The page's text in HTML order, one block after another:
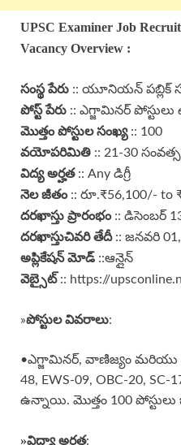
UPSC Examiner Job
Vacancy Overview :
సంస్థ పేరు :: యూనియన్ పబ్లిక్
పోస్ట్ పేరు :: ఎగ్జామినర్
మొత్తం పోస్టుల సంఖ్య:: 100
వయోపరిమితి :: 21-30
విద్య అర్హత:: Any డిగ్రీ
నెల జీతం:: రూ.₹56,100/- to
దరఖాస్తు ప్రారంభం :: డిసెంబర్
దరఖాస్తుచివరి తేదీ :: జనవరి
అప్లికేషన్ మోడ్ ::ఆన్లైన్
వెబ్సైట్:: https://
»పోస్టుల వివరాలు:
•ఎగ్జామినర్, వాణిజ్యం మరియు
48, EWS-09, OBC-20, SC-
ఉన్నాయి. మొత్తం 100 పోస్టులు
»విద్యా అర్హత: